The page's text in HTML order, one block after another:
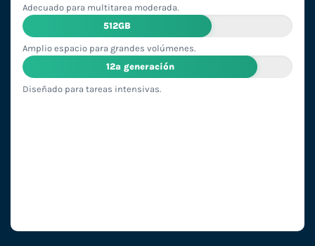
Adecuado para multitarea moderada.
512GB
Amplio espacio para grandes volúmenes.
12ª generación
Diseñado para tareas intensivas.